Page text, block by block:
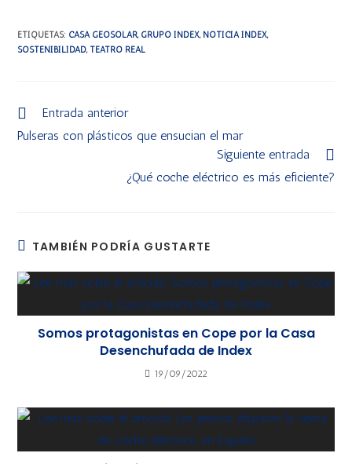
ETIQUETAS: CASA GEOSOLAR, GRUPO INDEX, NOTICIA INDEX,
SOSTENIBILIDAD, TEATRO REAL
Entrada anterior
Pulseras con plásticos que ensucian el mar
Siguiente entrada
¿Qué coche eléctrico es más eficiente?
TAMBIÉN PODRÍA GUSTARTE
Somos protagonistas en Cope por la Casa
Desenchufada de Index
19/09/2022